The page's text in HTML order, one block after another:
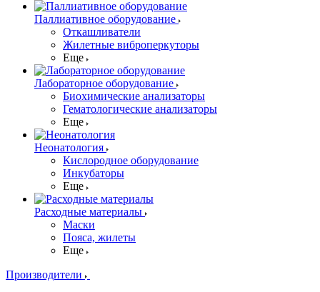
Паллиативное оборудование
Откашливатели
Жилетные виброперкуторы
Еще
Лабораторное оборудование
Биохимические анализаторы
Гематологические анализаторы
Еще
Неонатология
Кислородное оборудование
Инкубаторы
Еще
Расходные материалы
Маски
Пояса, жилеты
Еще
Производители